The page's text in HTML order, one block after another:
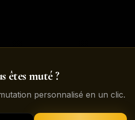
êtes muté ?
personnalisé en un clic.